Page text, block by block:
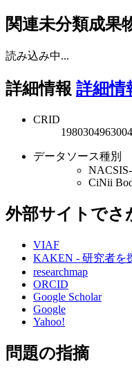
関連未分類成果
読み込み中...
詳細情報 詳細情
CRID
データソース種別
CiNii
外部サイトでさ
VIAF
KAKEN - 研究者を
researchmap
ORCID
Google Scholar
Google
Yahoo!
問題の指摘